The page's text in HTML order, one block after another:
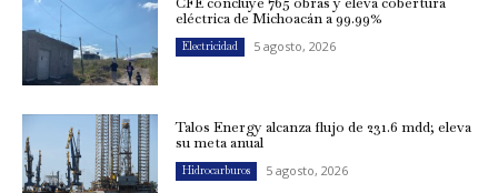
eléctrica de Michoacán a 99.99%
Electricidad 5 agosto, 2026
Talos Energy alcanza flujo de 231.6 mdd; eleva
su meta anual
Hidrocarburos 5 agosto, 2026